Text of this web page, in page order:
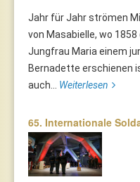
Jahr für Jahr strömen
von Masabielle, wo
Jungfrau Maria einem
Bernadette erschienen
auch... Weiterlesen
65. Internationale